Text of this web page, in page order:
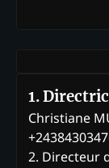
1.
Christiane
2. Directeur